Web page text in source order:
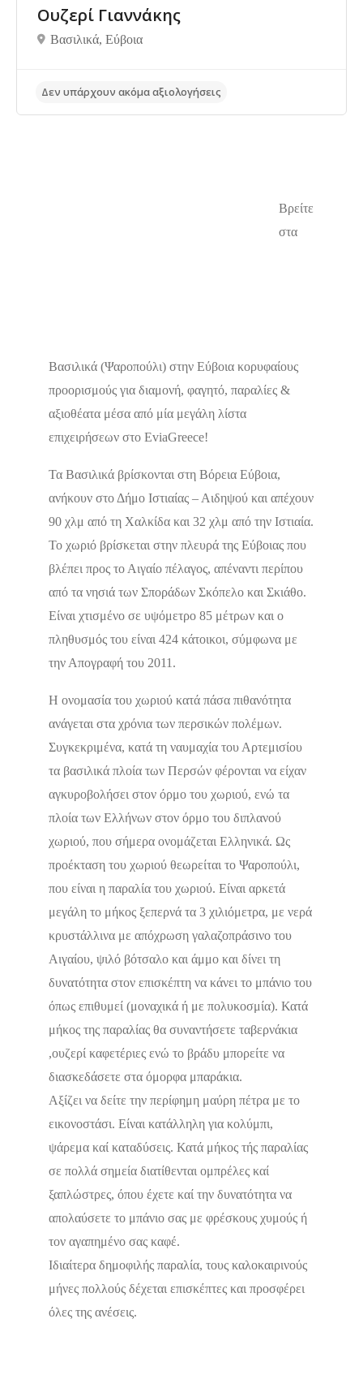
Δεν υπάρχουν ακόμα αξιολογήσεις
Ουζερί Γιαννάκης
Βασιλικά, Eύβοια
Δεν υπάρχουν ακόμα αξιολογήσεις
Βρείτε
στα
Βασιλικά (Ψαροπούλι) στην Εύβοια κορυφαίους
προορισμούς για διαμονή, φαγητό, παραλίες &
αξιοθέατα μέσα από μία μεγάλη λίστα
επιχειρήσεων στο EviaGreece!
Τα Βασιλικά βρίσκονται στη Βόρεια Εύβοια,
ανήκουν στο Δήμο Ιστιαίας – Αιδηψού και απέχουν
90 χλμ από τη Χαλκίδα και 32 χλμ από την Ιστιαία.
Το χωριό βρίσκεται στην πλευρά της Εύβοιας που
βλέπει προς το Αιγαίο πέλαγος, απέναντι περίπου
από τα νησιά των Σποράδων Σκόπελο και Σκιάθο.
Είναι χτισμένο σε υψόμετρο 85 μέτρων και ο
πληθυσμός του είναι 424 κάτοικοι, σύμφωνα με
την Απογραφή του 2011.
Η ονομασία του χωριού κατά πάσα πιθανότητα
ανάγεται στα χρόνια των περσικών πολέμων.
Συγκεκριμένα, κατά τη ναυμαχία του Αρτεμισίου
τα βασιλικά πλοία των Περσών φέρονται να είχαν
αγκυροβολήσει στον όρμο του χωριού, ενώ τα
πλοία των Ελλήνων στον όρμο του διπλανού
χωριού, που σήμερα ονομάζεται Ελληνικά. Ως
προέκταση του χωριού θεωρείται το Ψαροπούλι,
που είναι η παραλία του χωριού. Είναι αρκετά
μεγάλη το μήκος ξεπερνά τα 3 χιλιόμετρα, με νερά
κρυστάλλινα με απόχρωση γαλαζοπράσινο του
Αιγαίου, ψιλό βότσαλο και άμμο και δίνει τη
δυνατότητα στον επισκέπτη να κάνει το μπάνιο του
όπως επιθυμεί (μοναχικά ή με πολυκοσμία). Κατά
μήκος της παραλίας θα συναντήσετε ταβερνάκια
,ουζερί καφετέριες ενώ το βράδυ μπορείτε να
διασκεδάσετε στα όμορφα μπαράκια.
Αξίζει να δείτε την περίφημη μαύρη πέτρα με το
εικονοστάσι. Είναι κατάλληλη για κολύμπι,
ψάρεμα καί καταδύσεις. Κατά μήκος τής παραλίας
σε πολλά σημεία διατίθενται ομπρέλες καί
ξαπλώστρες, όπου έχετε καί την δυνατότητα να
απολαύσετε το μπάνιο σας με φρέσκους χυμούς ή
τον αγαπημένο σας καφέ.
Ιδιαίτερα δημοφιλής παραλία, τους καλοκαιρινούς
μήνες πολλούς δέχεται επισκέπτες και προσφέρει
όλες της ανέσεις.